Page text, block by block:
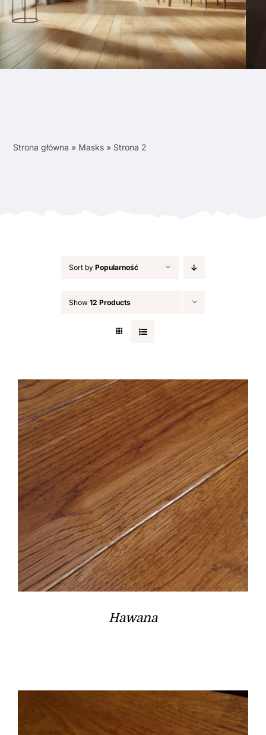
Strona główna » Masks » Strona 2
Sort by Popularność
Show 12 Products
Hawana